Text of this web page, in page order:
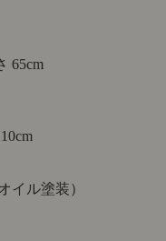
65cm
イル塗装）